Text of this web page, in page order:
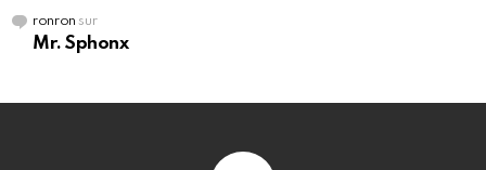
ronron sur
Mr. Sphonx